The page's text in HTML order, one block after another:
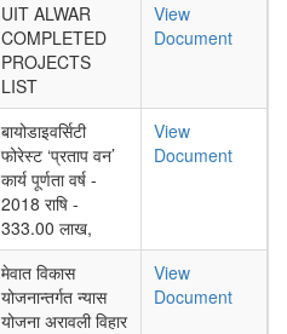
UIT ALWAR
COMPLETED
PROJECTS
LIST
View
Document
बायोडाइवर्सिटी
फोरेस्ट ‘प्रताप वन’
कार्य पूर्णता वर्ष -
2018 राषि -
333.00 लाख,
View
Document
मेवात विकास
योजनान्तर्गत न्यास
योजना अरावली विहार
View
Document